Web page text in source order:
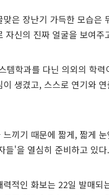
맞은 장난기 가득한 모습은
자신의 진짜 얼굴을 보여주
템학과를 다닌 의외의 학
생겼고, 스스로 연기와
끼기 때문에 짧게, 짧게
들'을 열심히 준비하고 있다.
적인 화보는 22일 발매되